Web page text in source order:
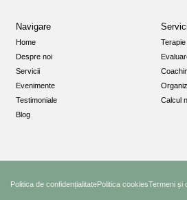
Navigare
Home
Despre noi
Servicii
Evenimente
Testimoniale
Blog
Calcul
Politica de confidențialitatePolitica cookiesTermeni și